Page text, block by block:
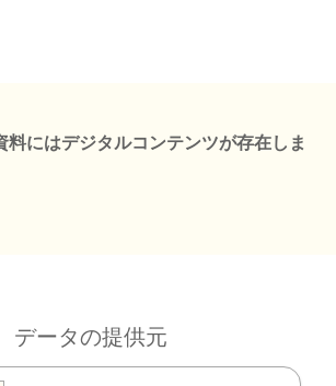
料にはデジタルコンテンツが存在しま
データの提供元